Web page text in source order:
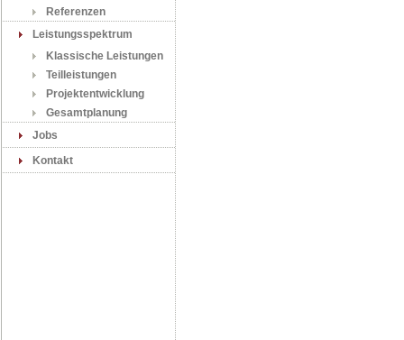
Referenzen
Leistungsspektrum
Klassische Leistungen
Teilleistungen
Projektentwicklung
Gesamtplanung
Jobs
Kontakt